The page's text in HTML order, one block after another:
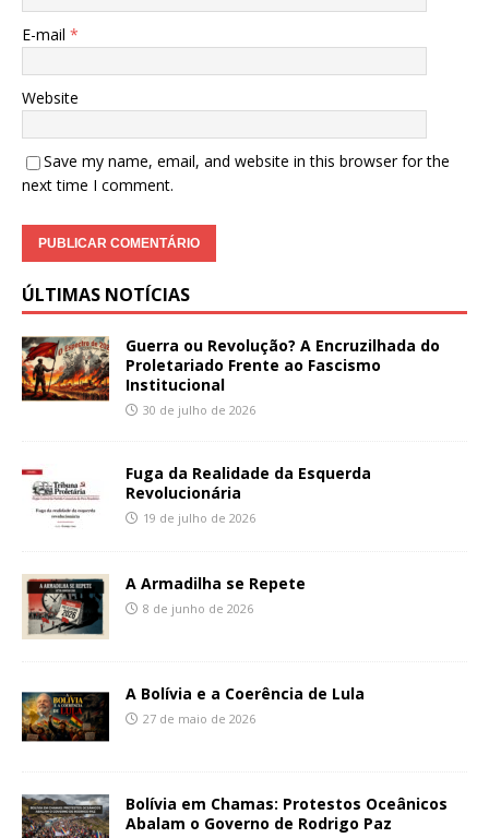
E-mail *
Website
Save my name, email, and website in this browser for the
next time I comment.
ÚLTIMAS NOTÍCIAS
Guerra ou Revolução? A Encruzilhada do
Proletariado Frente ao Fascismo
Institucional
30 de julho de 2026
Fuga da Realidade da Esquerda
Revolucionária
19 de julho de 2026
A Armadilha se Repete
8 de junho de 2026
A Bolívia e a Coerência de Lula
27 de maio de 2026
Bolívia em Chamas: Protestos Oceânicos
Abalam o Governo de Rodrigo Paz